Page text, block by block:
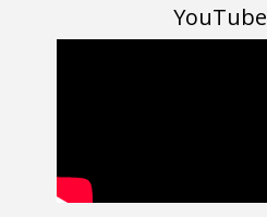
YouTube